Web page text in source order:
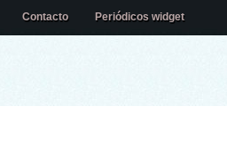
Contacto Periódicos widget